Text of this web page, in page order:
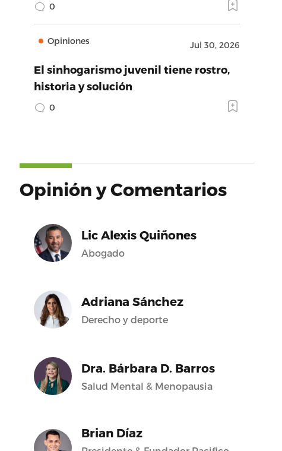
0
Opiniones Jul 30, 2026
El sinhogarismo juvenil tiene rostro,
historia y solución
0
Opinión y Comentarios
Lic Alexis Quiñones
Abogado
Adriana Sánchez
Derecho y deporte
Dra. Bárbara D. Barros
Salud Mental & Menopausia
Brian Díaz